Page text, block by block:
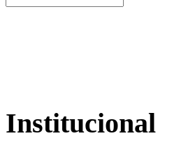
Institucional